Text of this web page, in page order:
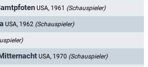
USA, 1961 (Schauspieler)
USA, 1962 (Schauspieler)
USA, 1970 (Schauspieler)